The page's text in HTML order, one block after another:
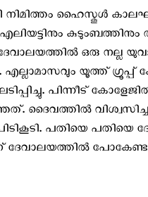
നിമിത്തം ഹൈസ്കൂള്‍
കുടുംബത്തിനും
ദേവാലയത്തില്‍ ഒരു
എല്ലാമാസവും യൂത്ത്
പിന്നീട്
ദൈവത്തില്‍
പതിയെ
പോകേണ്ട